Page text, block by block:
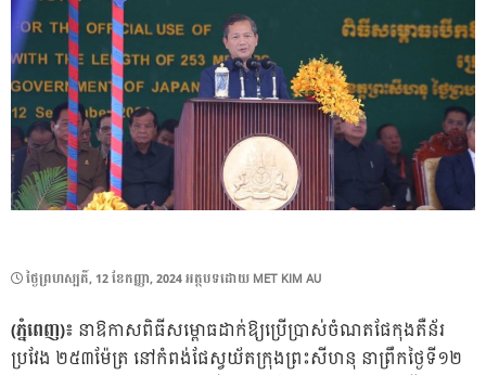
POSTED
ថ្ងៃ​ព្រហស្បតិ៍, 12 ខែ​កញ្ញា, 2024អត្ថបទដោយ MET KIM AU
(ភ្នំពេញ)៖ នាឱកាសពិធីសម្ពោធដាក់ឱ្យប្រើប្រាស់ចំណតផែកុងតឺន័រ
ប្រវែង ២៥៣ម៉ែត្រ នៅកំពង់ផែស្វយ័តក្រុងព្រះសីហនុ នាព្រឹកថ្ងៃទី១២